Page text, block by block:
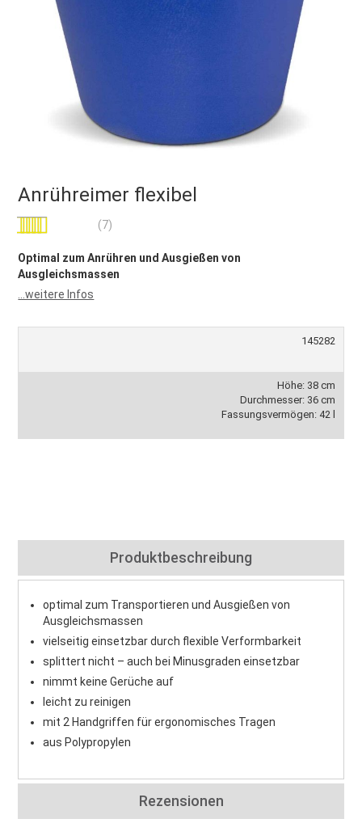
Anrühreimer flexibel
Bewertung: (7)
Optimal zum Anrühren und Ausgießen von
Ausgleichsmassen
...weitere Infos
145282
Höhe: 38 cm
Durchmesser: 36 cm
Fassungsvermögen: 42 l
Produktbeschreibung
optimal zum Transportieren und Ausgießen von
Ausgleichsmassen
vielseitig einsetzbar durch flexible Verformbarkeit
splittert nicht – auch bei Minusgraden einsetzbar
nimmt keine Gerüche auf
leicht zu reinigen
mit 2 Handgriffen für ergonomisches Tragen
aus Polypropylen
Rezensionen